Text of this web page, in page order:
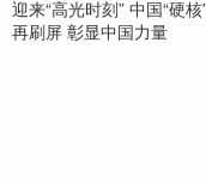
迎来“高光时刻” 中国“硬核
再刷屏 彰显中国力量